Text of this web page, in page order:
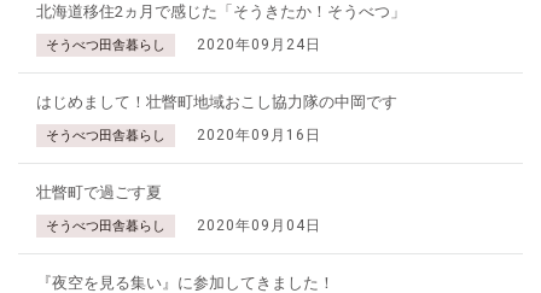
北海道移住2ヵ月で感じた「そうきたか！そうべつ」
そうべつ田舎暮らし 2020年09月24日
はじめまして！壮瞥町地域おこし協力隊の中岡です
そうべつ田舎暮らし 2020年09月16日
壮瞥町で過ごす夏
そうべつ田舎暮らし 2020年09月04日
『夜空を見る集い』に参加してきました！